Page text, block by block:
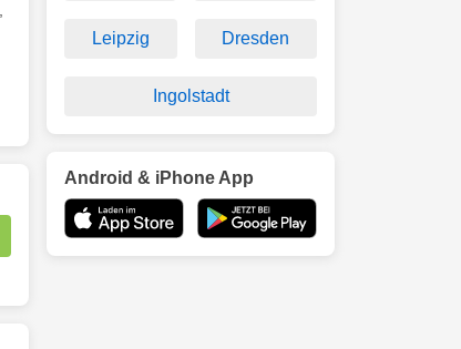
Leipzig Dresden
Ingolstadt
Android & iPhone App